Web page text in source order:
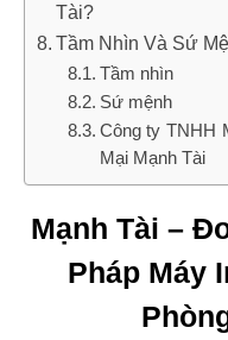
Tài?
Tầm Nhìn Và Sứ
Tầm nhìn
Sứ mệnh
Công ty TNHH
Mại Mạnh Tài
Mạnh Tài –
Pháp Máy